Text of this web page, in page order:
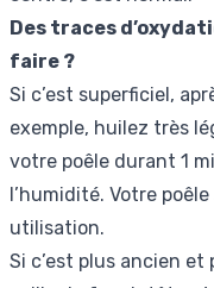
Des traces
faire ?
Si c’est superficiel,
exemple, huilez très
votre poêle durant 1
l’humidité. Votre
utilisation.
Si c’est plus ancien